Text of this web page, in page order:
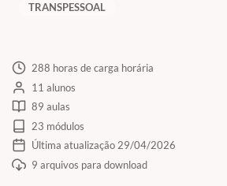
TRANSPESSOAL
288 horas de carga horária
11 alunos
89 aulas
23 módulos
Última atualização 29/04/2026
9 arquivos para download